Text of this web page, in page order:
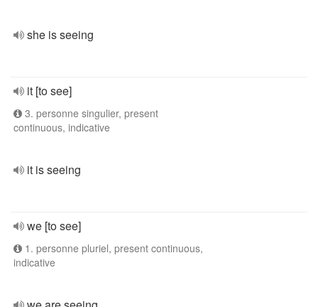
she is seeing
it [to see]
3. personne singulier, present
continuous, indicative
it is seeing
we [to see]
1. personne pluriel, present continuous,
indicative